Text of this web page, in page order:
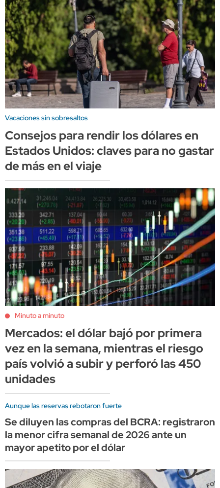
Vacaciones sin sobresaltos
Consejos para rendir los dólares en
Estados Unidos: claves para no gastar
de más en el viaje
Minuto a minuto
Mercados: el dólar bajó por primera
vez en la semana, mientras el riesgo
país volvió a subir y perforó las 450
unidades
Aunque las reservas rebotaron fuerte
Se diluyen las compras del BCRA: registraron
la menor cifra semanal de 2026 ante un
mayor apetito por el dólar